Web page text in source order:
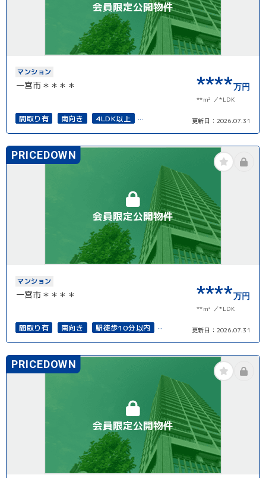
会員限定公開物件
マンション
一宮市＊＊＊＊ ****万円
**m² *LDK
間取り有 南向き
4LDK以上
更新日： 2026.07.31
会員限定公開物件
PRICEDOWN
マンション
一宮市＊＊＊＊ ****万円
**m² *LDK
間取り有 南向き
駅徒歩10分以内
更新日： 2026.07.31
会員限定公開物件
PRICEDOWN